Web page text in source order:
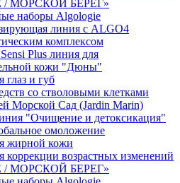
/ МОРСКОЙ БЕРЕГ»
наборы Algologie
линия с ALGO4
комплексом
Plus линия для
кожи "Дюны"
глаз и губ
со стволовыми клетками
Морской Сад (Jardin Marin)
"Очищение и детоксикация"
омоложение
жирной кожи
коррекции возрастных изменений
/ МОРСКОЙ БЕРЕГ»